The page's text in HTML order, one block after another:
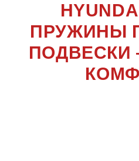
ПРУЖИНЫ